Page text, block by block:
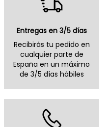
Entregas en 3/5 días
Recibirás tu pedido en
cualquier parte de
España en un máximo
de 3/5 días hábiles